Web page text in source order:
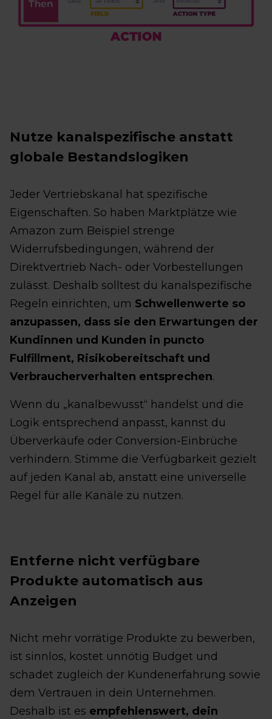
Nutze kanalspezifische anstatt
globale Bestandslogiken
Jeder Vertriebskanal hat spezifische
Eigenschaften. So haben Marktplätze wie
Amazon zum Beispiel strenge
Widerrufsbedingungen, während der
Direktvertrieb Nach- oder Vorbestellungen
zulässt. Deshalb solltest du kanalspezifische
Regeln einrichten, um Schwellenwerte so
anzupassen, dass sie den Erwartungen der
Kundinnen und Kunden in puncto
Fulfillment, Risikobereitschaft und
Verbraucherverhalten entsprechen.
Wenn du „kanalbewusst“ handelst und die
Logik entsprechend anpasst, kannst du
Überverkäufe oder Conversion-Einbrüche
verhindern. Stimme die Verfügbarkeit gezielt
auf jeden Kanal ab, anstatt eine universelle
Regel für alle Kanäle zu nutzen.
Entferne nicht verfügbare
Produkte automatisch aus
Anzeigen
Nicht mehr vorrätige Produkte zu bewerben,
ist sinnlos, kostet unnötig Budget und
schadet zugleich der Kundenerfahrung sowie
dem Vertrauen in dein Unternehmen.
Deshalb ist es empfehlenswert, dein